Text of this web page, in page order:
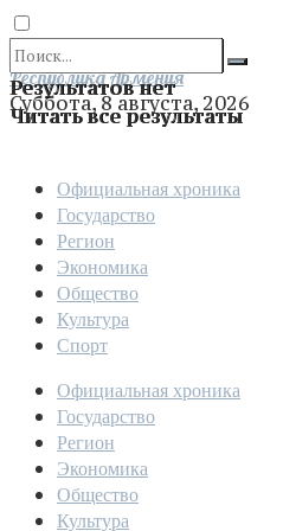
Результатов нет
Читать все результаты
Отправить
Республика Армения
Суббота, 8 августа, 2026
Официальная хроника
Государство
Регион
Экономика
Общество
Культура
Спорт
Официальная хроника
Государство
Регион
Экономика
Общество
Культура